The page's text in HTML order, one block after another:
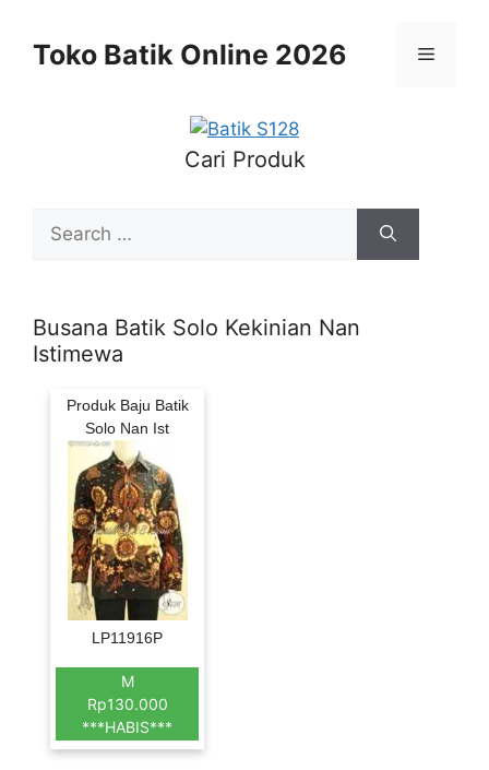
contentToko Batik Online 2026 Menu
Cari Produk
for:
Busana Batik Solo Kekinian Nan
Istimewa
Produk Baju Batik
Solo Nan Ist
LP11916P
M
Rp130.000
***HABIS***